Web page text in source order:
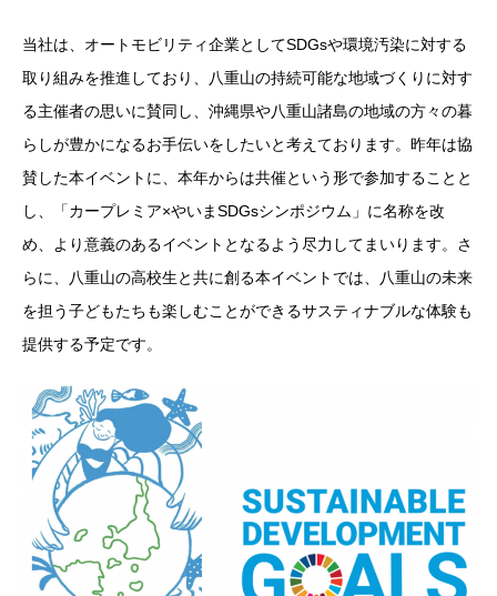
当社は、オートモビリティ企業としてSDGsや環境汚染に対する
取り組みを推進しており、八重山の持続可能な地域づくりに対す
る主催者の思いに賛同し、沖縄県や八重山諸島の地域の方々の暮
らしが豊かになるお手伝いをしたいと考えております。昨年は協
賛した本イベントに、本年からは共催という形で参加することと
し、「カープレミア×やいまSDGsシンポジウム」に名称を改
め、より意義のあるイベントとなるよう尽力してまいります。さ
らに、八重山の高校生と共に創る本イベントでは、八重山の未来
を担う子どもたちも楽しむことができるサスティナブルな体験も
提供する予定です。